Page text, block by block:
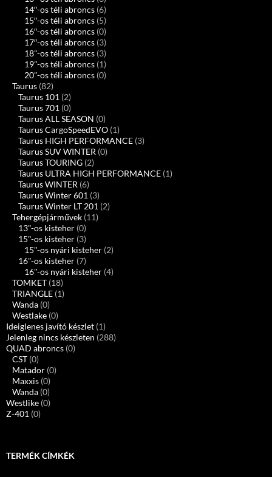
14″-os téli abroncs (6)
15″-os téli abroncs (5)
16″-os téli abroncs (0)
17″-os téli abroncs (3)
18"-os téli abroncs (3)
19"-os téli abroncs (1)
20"-os téli abroncs (0)
Taurus (82)
Taurus 101 (2)
Taurus 701 (0)
Taurus ALL SEASON (0)
Taurus CargoSpeedEVO (1)
Taurus HIGH PERFORMANCE (3)
Taurus SUV WINTER (0)
Taurus TOURING (2)
Taurus ULTRA HIGH PERFORMANCE (1)
Taurus WINTER (6)
Taurus Winter 601 (3)
Taurus Winter LT 201 (2)
Tehergépjárművek (11)
13"-os kisteher (0)
15"-os kisteher (3)
15"-os nyári kisteher (2)
16"-os kisteher (7)
16"-os nyári kisteher (4)
TOMKET (18)
TRIANGLE (1)
Wanda (0)
Westlake (0)
Ideiglenes javító készlet (1)
Jelenleg nincs készleten (288)
QUAD abroncs (0)
CST (0)
Matador (0)
Maxxis (0)
Wanda (0)
Westlike (0)
Z-401 (0)
TERMÉK CÍMKÉK